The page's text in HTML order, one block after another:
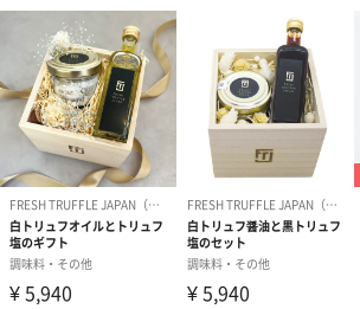
・ステーキ、ローストチキン
・パスタ、リゾット
・オムレツ
・蕎麦、素麺、うどん
・カルパッチョ
・蟹、牡蠣
・すき焼き、しゃぶしゃぶ
・クラムチャウダー、ビシソワーズ
・バニラアイス 他